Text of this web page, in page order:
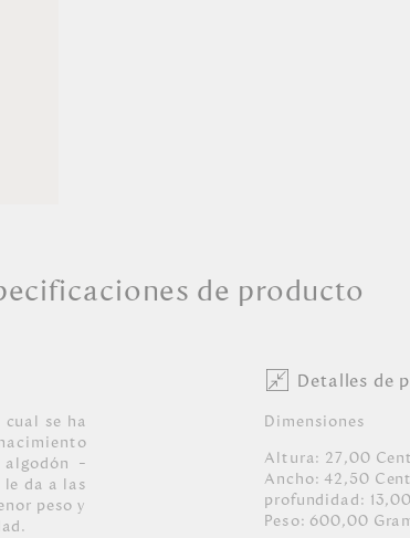
de producto
se ha
–
le da a las
peso y
Detalles de
Dimensiones
Altura: 27,00
Ancho: 42,50
profundidad: 13,00
Peso: 600,00